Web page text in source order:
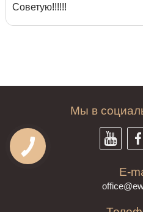
Советую!!!!!!
Мы в
E-
offi